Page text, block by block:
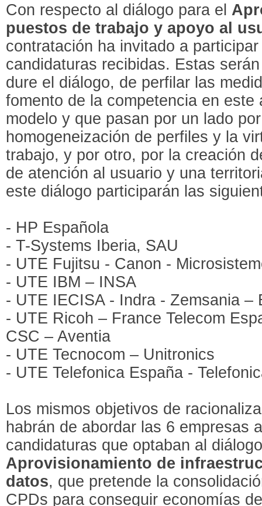
Con respecto al diálogo para el
puestos de trabajo y apoyo al
contratación ha invitado a
candidaturas recibidas. Estas
dure el diálogo, de perfilar las
fomento de la competencia en
modelo y que pasan por un lado
homogeneización de perfiles y la
trabajo, y por otro, por la creación
de atención al usuario y una
este diálogo participarán las
- HP Española
- T-Systems Iberia, SAU
- UTE Fujitsu - Canon -
- UTE IBM – INSA
- UTE IECISA - Indra - Zemsania –
- UTE Ricoh – France Telecom
CSC – Aventia
- UTE Tecnocom – Unitronics
- UTE Telefonica España -
Los mismos objetivos de
habrán de abordar las 6 empresas
candidaturas que optaban al
Aprovisionamiento de
datos, que pretende la
CPDs para conseguir economías